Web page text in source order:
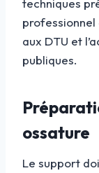
techniques
aux DTU et
publiques.
ossature
Le support